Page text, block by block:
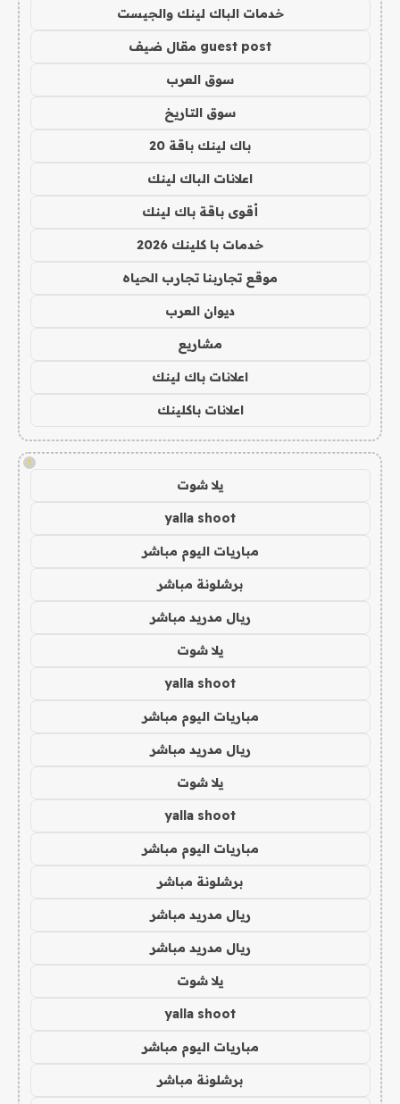
خدمات الباك لينك والجيست
guest post مقال ضيف
سوق العرب
سوق التاريخ
باك لينك باقة 20
اعلانات الباك لينك
أقوى باقة باك لينك
خدمات با كلينك 2026
موقع تجاربنا تجارب الحياه
ديوان العرب
مشاريع
اعلانات باك لينك
اعلانات باكلينك
!
يلا شوت
yalla shoot
مباريات اليوم مباشر
برشلونة مباشر
ريال مدريد مباشر
يلا شوت
yalla shoot
مباريات اليوم مباشر
ريال مدريد مباشر
يلا شوت
yalla shoot
مباريات اليوم مباشر
برشلونة مباشر
ريال مدريد مباشر
ريال مدريد مباشر
يلا شوت
yalla shoot
مباريات اليوم مباشر
برشلونة مباشر